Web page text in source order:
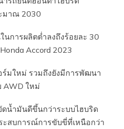
มาณ 2030
การผลิตต่ำลงถึงร้อยละ 30
Accord 2023
มใหม่ รวมถึงยังมีการพัฒนา
AWD ใหม่
น้ำมันดีขึ้นกว่าระบบไฮบริด
ะสบการณ์การขับขี่ที่เหนือกว่า